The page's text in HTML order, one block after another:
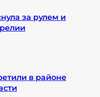
за рулем и
в районе